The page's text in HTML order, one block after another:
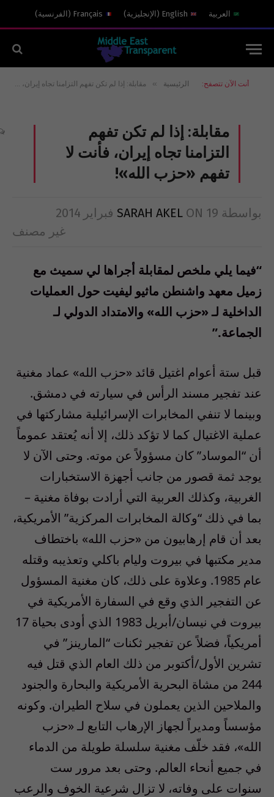
العربية English
( الإنجليزية)
Français
( الفرنسية)
أنت الآن تتصفح: الرئيسية » مقابلة: إذا لم تكن تفهم التزامنا تجاه إيران، فأنت لا تفهم «حزب الله»!
مقابلة: إذا لم تكن تفهم
التزامنا تجاه إيران، فأنت لا
تفهم «حزب الله»!
بواسطة SARAH AKEL ON 19 فبراير 2014
غير مصنف
“فيما يلي ملخص لمقابلة أجراها لي سميث مع
زميل معهد واشنطن ماثيو ليفيت حول العمليات
الداخلية لـ «حزب الله» والامتداد الدولي لـ
الجماعة.”
قبل ستة أعوام اغتيل قائد «حزب الله» عماد مغنية
عند تفجير مسند الرأس في سيارته في دمشق.
وبينما لا تنفي المخابرات الإسرائيلية مشاركتها في
عملية الاغتيال كما لا تؤكد ذلك، إلا أنه يُعتقد عموماً
أن “الموساد” كان مسؤولاً عن موته. وحتى الآن لا
يوجد ثمة قصور من جانب أجهزة الاستخبارات
الغربية، وكذلك العربية التي أرادت بوفاة مغنية –
بما في ذلك “وكالة المخابرات المركزية” الأمريكية،
بعد أن قام إرهابيون من «حزب الله» باختطاف
مدير مكتبها في بيروت وليام باكلي وتعذيبه وقتله
عام 1985. وعلاوة على ذلك، كان مغنية المسؤول
عن التفجير الذي وقع في السفارة الأمريكية في
بيروت في نيسان/أبريل 1983 الذي أودى بحياة 17
أمريكياً، فضلاً عن تفجير ثكنات “المارينز” في
تشرين الأول/أكتوبر من ذلك العام الذي قتل فيه
244 من مشاة البحرية الأمريكية والبحارة والجنود
والملاحين الذين يعملون في سلاح الطيران. وكونه
مؤسساً ومديراً لجهاز الإرهاب التابع لـ «حزب
الله»، فقد خلّف مغنية سلسلة طويلة من الدماء
في جميع أنحاء العالم. وحتى بعد مرور ست
سنوات على وفاته، لا تزال شرعية الخوف والرعب